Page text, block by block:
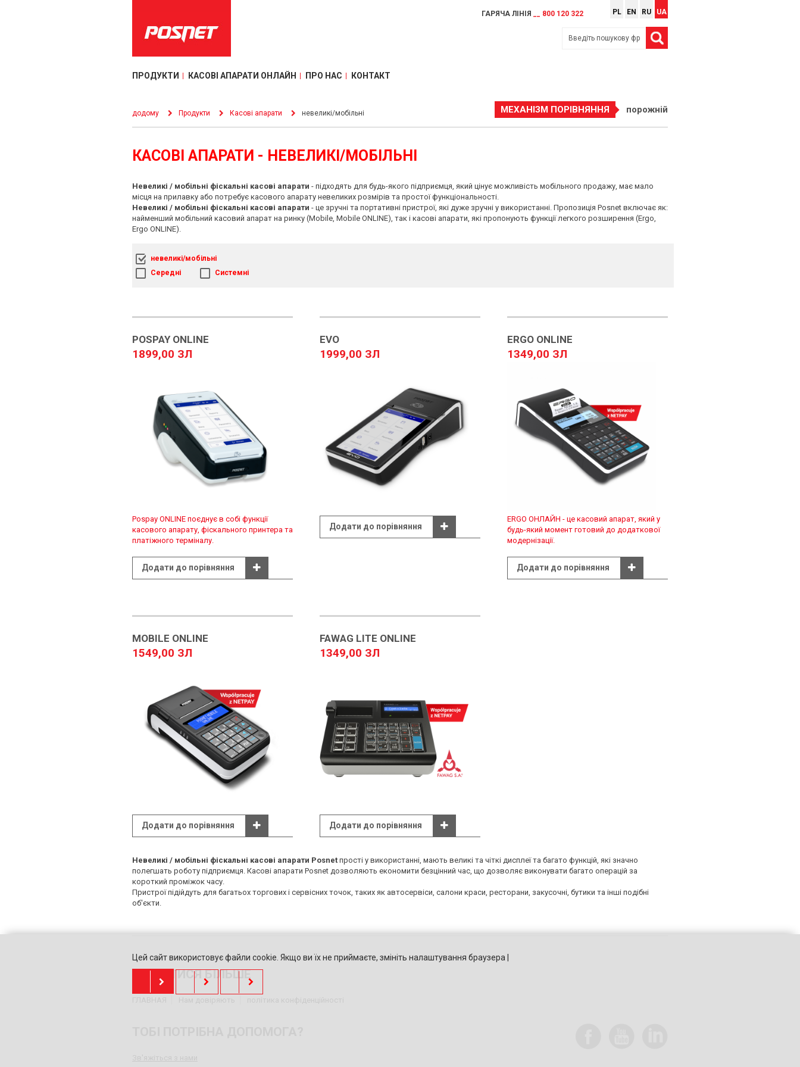
ГАРЯЧА ЛІНІЯ __ 800 120 322 PL EN RU UA
ПРОДУКТИ КАСОВІ АПАРАТИ ОНЛАЙН ПРО НАС КОНТАКТ
додому Продукти Касові апарати невеликі/мобільні МЕХАНІЗМ ПОРІВНЯННЯ порожній
КАСОВІ АПАРАТИ - НЕВЕЛИКІ/МОБІЛЬНІ
Невеликі / мобільні фіскальні касові апарати - підходять для будь-якого підприємця, який цінує можливість мобільного продажу, має мало
місця на прилавку або потребує касового апарату невеликих розмірів та простої функціональності.
Невеликі / мобільні фіскальні касові апарати - це зручні та портативні пристрої, які дуже зручні у використанні. Пропозиція Posnet включає як:
найменший мобільний касовий апарат на ринку (Mobile, Mobile ONLINE), так і касові апарати, які пропонують функції легкого розширення (Ergo,
Ergo ONLINE).
невеликі/мобільні
Середні
Системні
POSPAY ONLINE
1899,00 ЗЛ
Pospay ONLINE поєднує в собі функції
касового апарату, фіскального принтера та
платіжного терміналу.
Додати до порівняння
EVO
1999,00 ЗЛ
Додати до порівняння
ERGO ONLINE
1349,00 ЗЛ
ERGO ОНЛАЙН - це касовий апарат, який у
будь-який момент готовий до додаткової
модернізації.
Додати до порівняння
MOBILE ONLINE
1549,00 ЗЛ
Додати до порівняння
FAWAG LITE ONLINE
1349,00 ЗЛ
Додати до порівняння
Невеликі / мобільні фіскальні касові апарати Posnet прості у використанні, мають великі та чіткі дисплеї та багато функцій, які значно
полегшать роботу підприємця. Касові апарати Posnet дозволяють економити безцінний час, що дозволяє виконувати багато операцій за
короткий проміжок часу.
Пристрої підійдуть для багатьох торгових і сервісних точок, таких як автосервіси, салони краси, ресторани, закусочні, бутики та інші подібні
об'єкти.
ДІЗНАТИСЯ БІЛЬШЕ
Цей сайт використовує файли cookie. Якщо ви їх не приймаєте, змініть налаштування браузера |